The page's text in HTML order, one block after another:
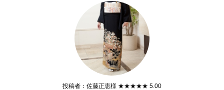
投稿者：佐藤正恵様 ★★★★★ 5.00